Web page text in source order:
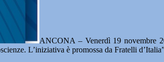
ANCONA – Venerdì 19 novembre
L’iniziativa è promossa da Fratelli